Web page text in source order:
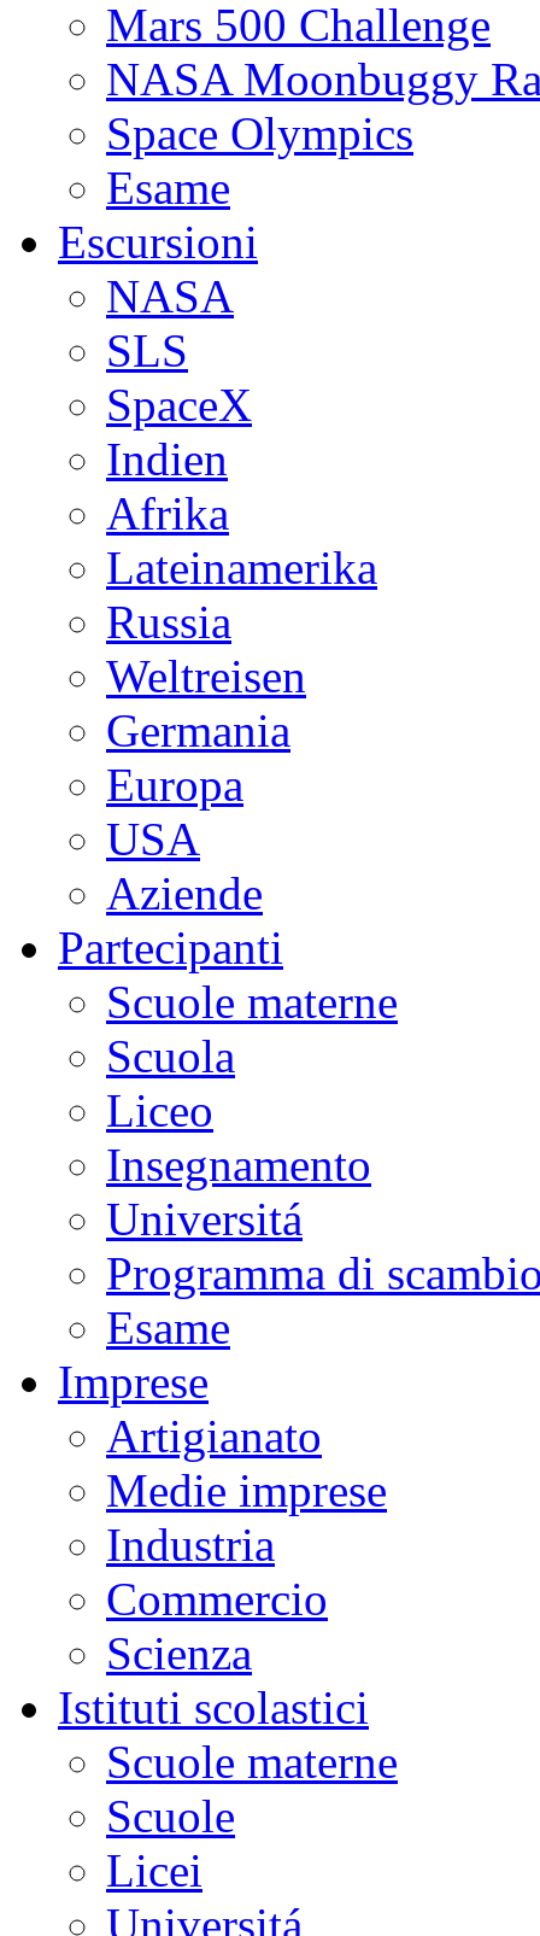
Mars 500 Challenge
NASA Moonbuggy
Space Olympics
Esame
Escursioni
NASA
SLS
SpaceX
Indien
Afrika
Lateinamerika
Russia
Weltreisen
Germania
Europa
USA
Aziende
Partecipanti
Scuole materne
Scuola
Liceo
Insegnamento
Universitá
Programma di
Esame
Imprese
Artigianato
Medie imprese
Industria
Commercio
Scienza
Istituti scolastici
Scuole materne
Scuole
Licei
Universitá